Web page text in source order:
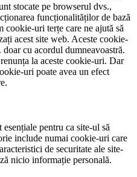
stocate pe browserul dvs.,
funcționalităților de bază
cookie-uri terțe care ne ajută să
acest site web. Aceste cookie-
cu acordul dumneavoastră.
la aceste cookie-uri. Dar
uri poate avea un efect
pentru ca site-ul să
include numai cookie-uri care
de securitate ale site-
nicio informație personală.